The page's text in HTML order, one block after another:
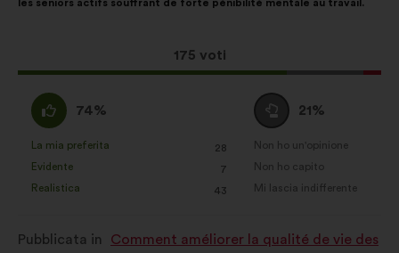
mia
les seniors actifs souffrant de forte pénibilité mentale au travail.
Questa
proposta
175 voti
Sono
d'accordo
:
74%
qualificata
La mia preferita
: 28
volte
Evidente
: 7
volte
Realistica
: 43
volte
Voto
neutrale
:
21%
qualificata
Non ho un'opinione
:volte
Non ho capito
:volte
Mi lascia indifferente
:volte
Pubblicata in
Comment améliorer la qualité de vie des